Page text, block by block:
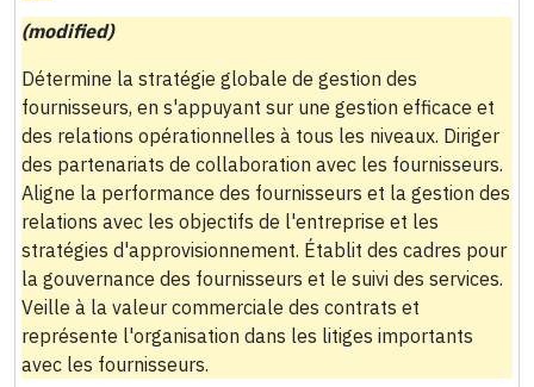
(modified)
Détermine la stratégie globale de gestion des
fournisseurs, en s'appuyant sur une gestion efficace et
des relations opérationnelles à tous les niveaux. Diriger
des partenariats de collaboration avec les fournisseurs.
Aligne la performance des fournisseurs et la gestion des
relations avec les objectifs de l'entreprise et les
stratégies d'approvisionnement. Établit des cadres pour
la gouvernance des fournisseurs et le suivi des services.
Veille à la valeur commerciale des contrats et
représente l'organisation dans les litiges importants
avec les fournisseurs.